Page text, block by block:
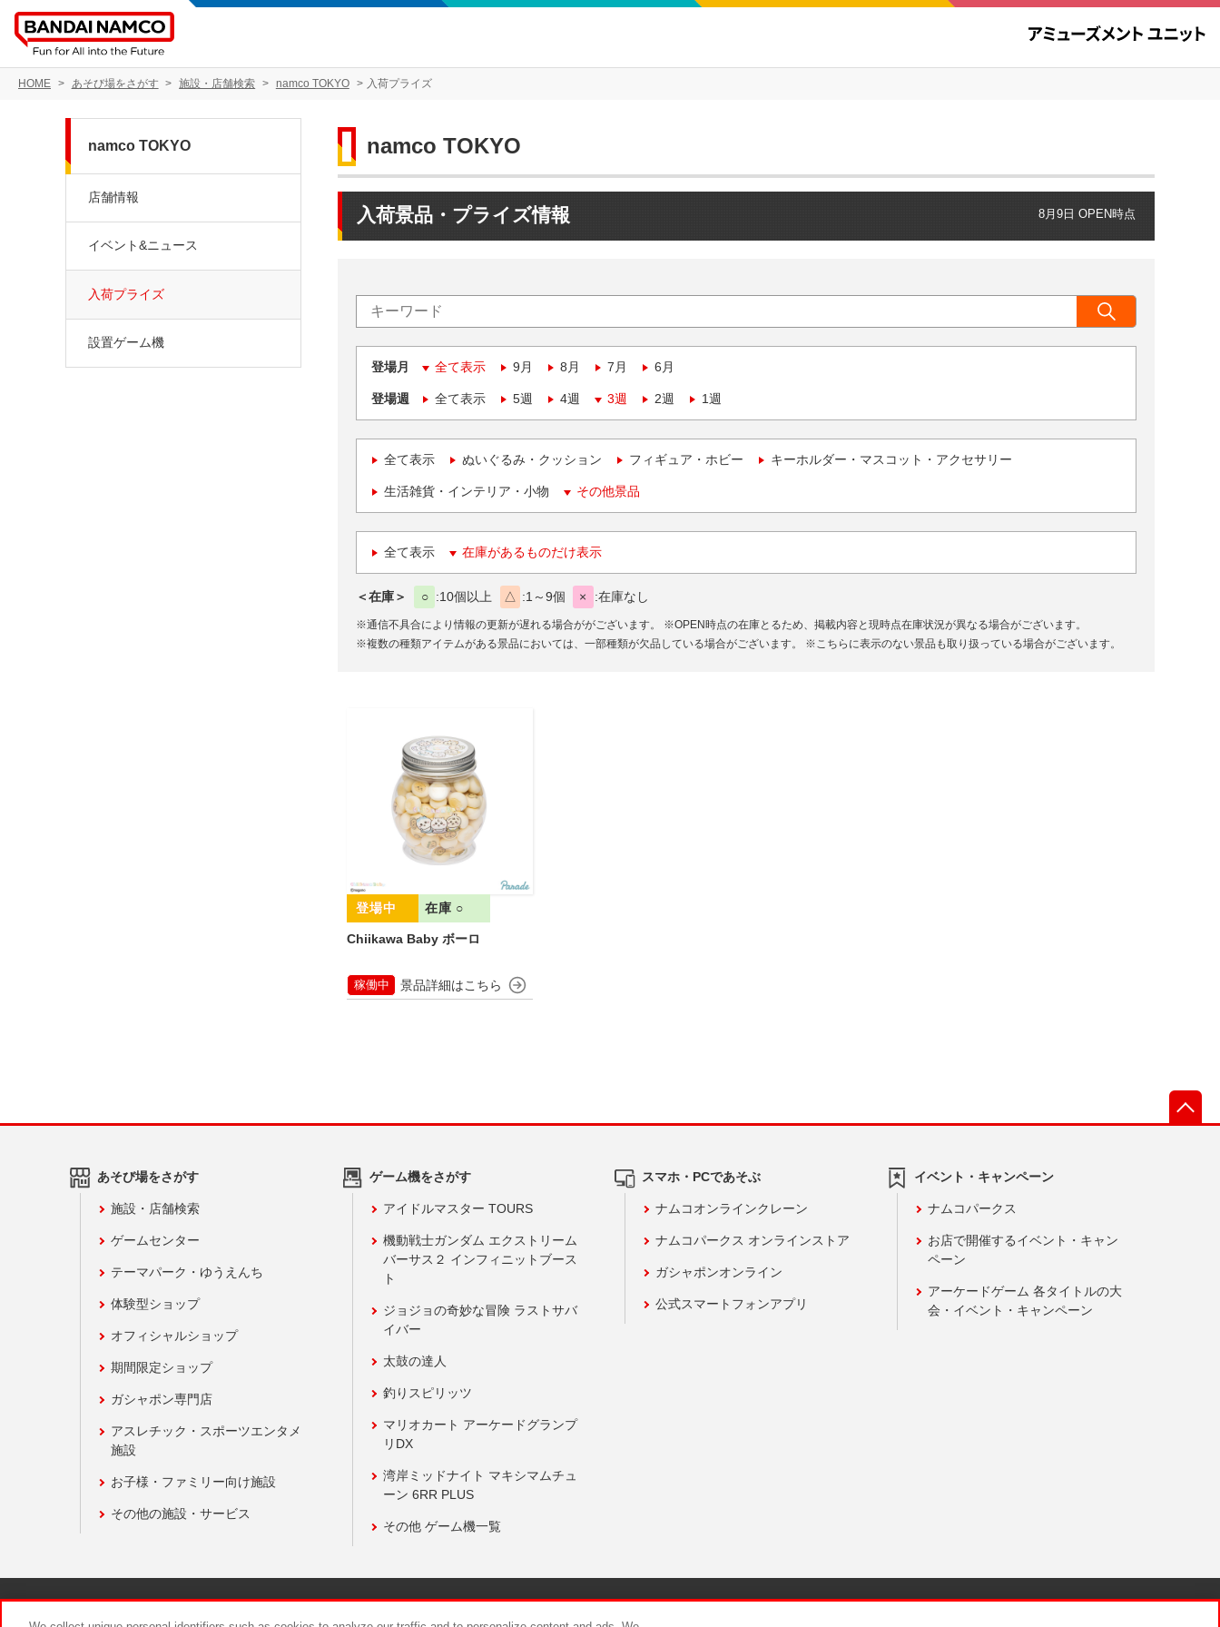
HOME あそび場をさがす 施設・店舗検索 namco TOKYO 入荷プライズ
namco TOKYO
入荷景品・プライズ情報 8月9日 OPEN時点
登場月 全て表示 9月 8月 7月 6月
登場週 全て表示 5週 4週 3週 2週 1週
全て表示 ぬいぐるみ・クッション フィギュア・ホビー キーホルダー・マスコット・アクセサリー
生活雑貨・インテリア・小物 その他景品
全て表示 在庫があるものだけ表示
＜在庫＞ ○ 10個以上 △ 1～9個 × 在庫なし
※通信不具合により情報の更新が遅れる場合ががございます。
※OPEN時点の在庫とるため、掲載内容と現時点在庫状況が異なる場合がございます。
※複数の種類アイテムがある景品においては、一部種類が欠品している場合がございます。
※こちらに表示のない景品も取り扱っている場合がございます。
Chiikawa Baby ボーロ
在庫 ○
稼働中
namco TOKYO
店舗情報
イベント&ニュース
入荷プライズ
設置ゲーム機
あそび場をさがす
施設・店舗検索
ゲームセンター
テーマパーク・ゆうえんち
体験型ショップ
オフィシャルショップ
期間限定ショップ
ガシャポン専門店
アスレチック・スポーツエンタメ
施設
お子様・ファミリー向け施設
その他の施設・サービス
ゲーム機をさがす
アイドルマスター TOURS
機動戦士ガンダム エクストリーム
バーサス２ インフィニットブース
ト
ジョジョの奇妙な冒険 ラストサバ
イバー
太鼓の達人
釣りスピリッツ
マリオカート アーケードグランプ
リDX
湾岸ミッドナイト マキシマムチュ
ーン 6RR PLUS
その他 ゲーム機一覧
スマホ・PCであそぶ
ナムコオンラインクレーン
ナムコパークス オンラインストア
ガシャポンオンライン
公式スマートフォンアプリ
イベント・キャンペーン
ナムコパークス
お店で開催するイベント・キャン
ペーン
アーケードゲーム 各タイトルの大
会・イベント・キャンペーン